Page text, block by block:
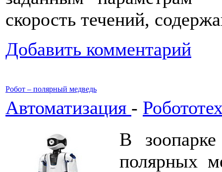
скорость течений,
Добавить комментарий
Робот – полярный медведь
Автоматизация -
В
полярных